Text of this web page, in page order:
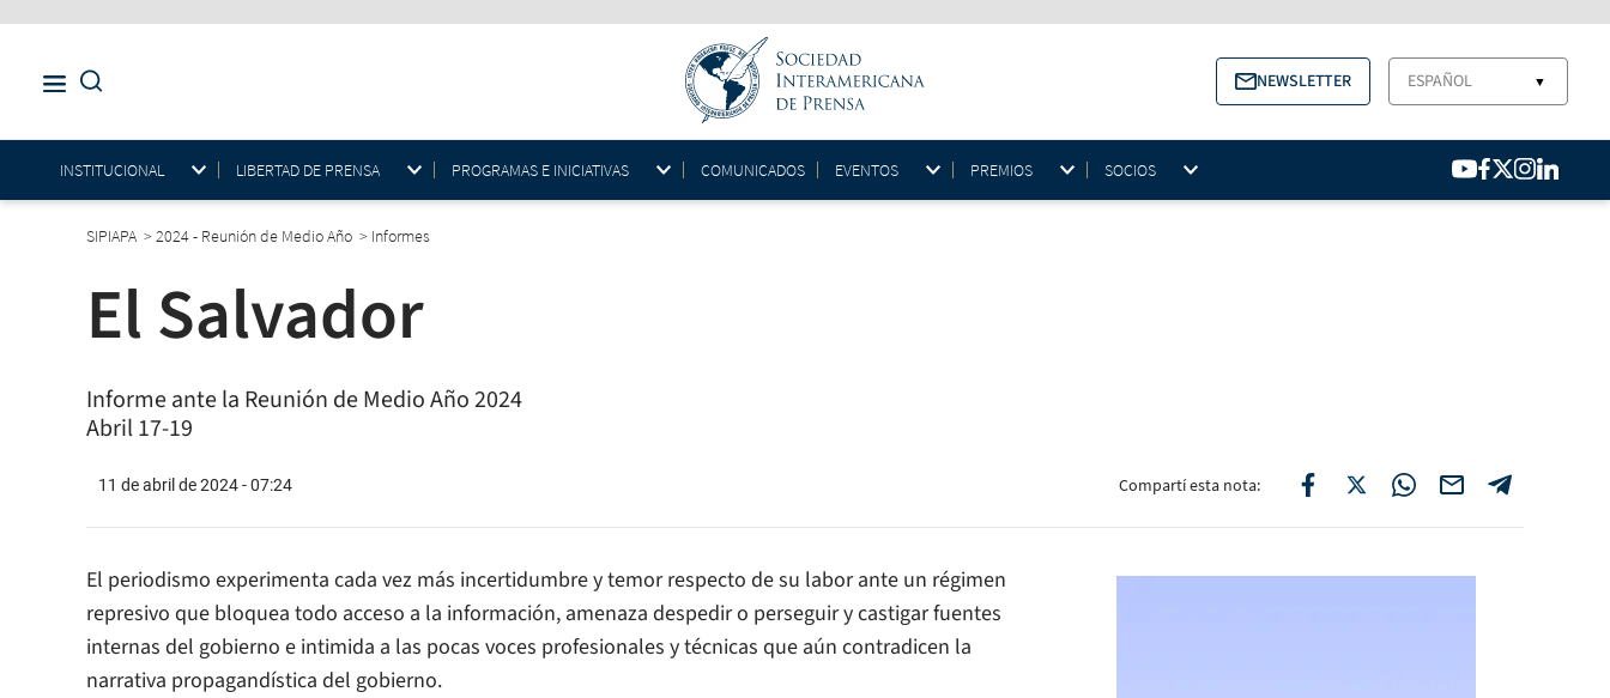
NEWSLETTER ESPAÑOL ▼
INSTITUCIONAL LIBERTAD DE PRENSA PROGRAMAS E INICIATIVAS COMUNICADOS EVENTOS PREMIOS SOCIOS
SIPIAPA >2024 - Reunión de Medio Año > Informes
El Salvador
Informe ante la Reunión de Medio Año 2024
Abril 17-19
11 de abril de 2024 - 07:24 Compartí esta nota:
El periodismo experimenta cada vez más incertidumbre y temor respecto de su labor ante un régimen
represivo que bloquea todo acceso a la información, amenaza despedir o perseguir y castigar fuentes
internas del gobierno e intimida a las pocas voces profesionales y técnicas que aún contradicen la
narrativa propagandística del gobierno.